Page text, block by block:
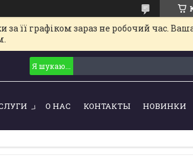
її графіком зараз не робочий час.
О НАС КОНТАКТЫ НОВИНКИ